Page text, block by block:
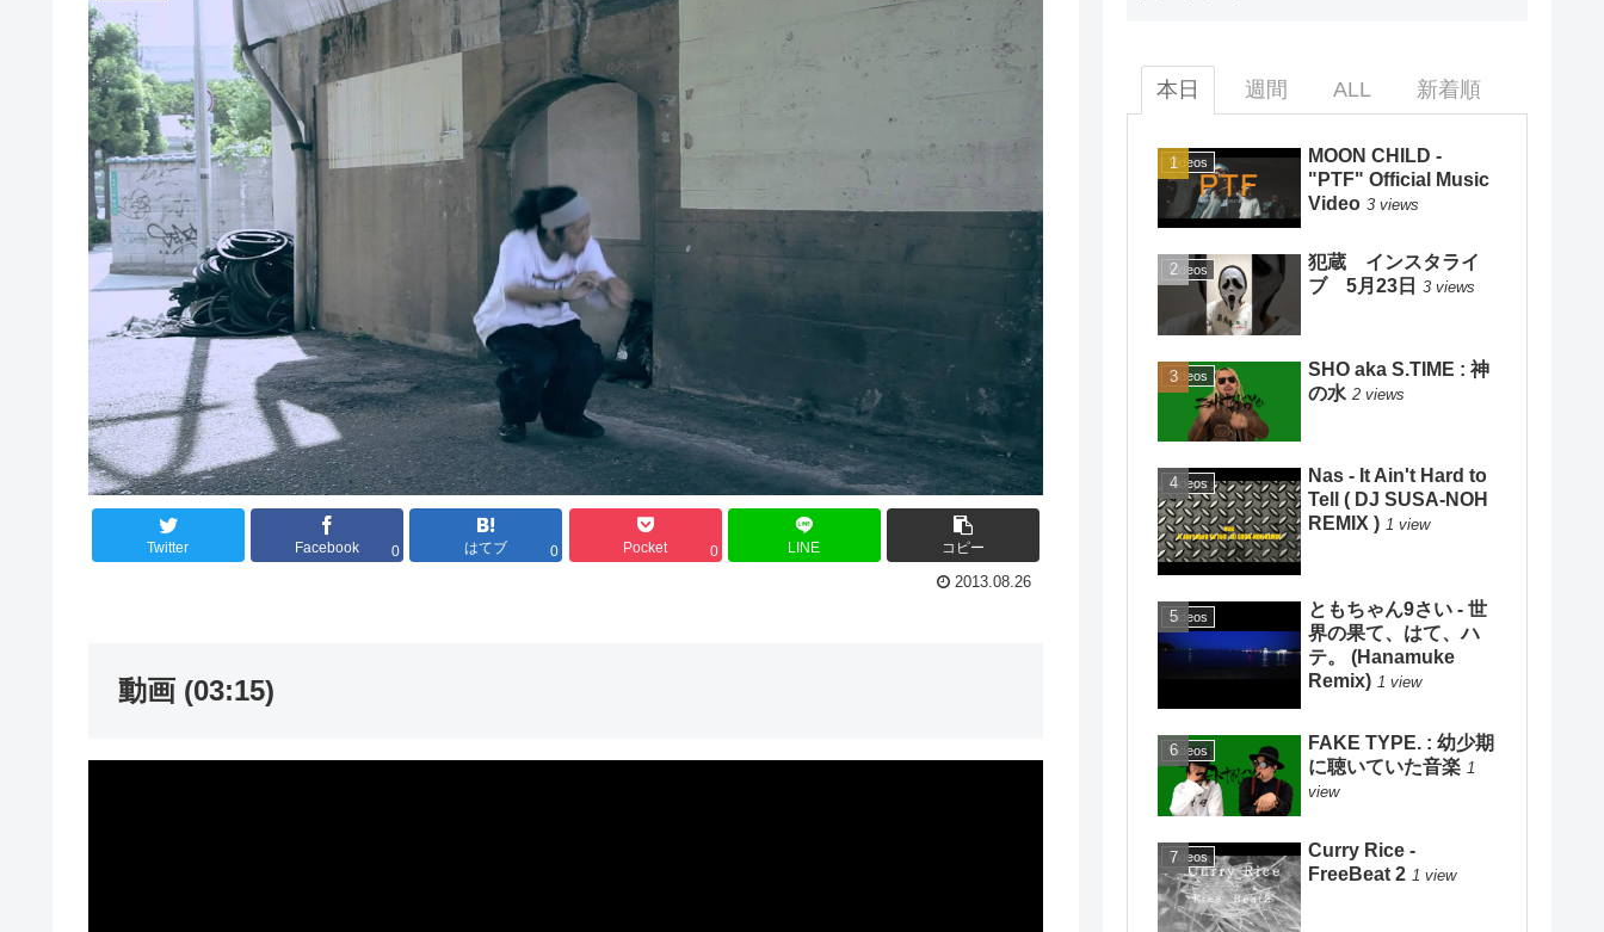
Twitter Facebook 0 はてブ 0 Pocket 0 LINE コピー
2013.08.26
動画 (03:15)
本日 週間 ALL 新着順
Videos
MOON CHILD -
"PTF" Official Music
Video 3 views
Videos
犯蔵 インスタライ
ブ 5月23日 3 views
Videos
SHO aka S.TIME : 神
の水 2 views
Videos
Nas - It Ain't Hard to
Tell ( DJ SUSA-NOH
REMIX ) 1 view
Videos
ともちゃん9さい - 世
界の果て、はて、ハ
テ。 (Hanamuke
Remix) 1 view
Videos
FAKE TYPE. : 幼少期
に聴いていた音楽 1
view
Videos
Curry Rice -
FreeBeat 2 1 view